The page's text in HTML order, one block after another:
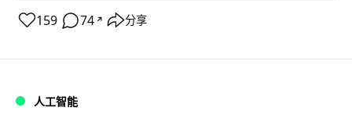
159 74 ↗ 分享
人工智能